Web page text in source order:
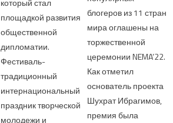
который стал
площадкой развития
общественной
дипломатии.
Фестиваль-
традиционный
интернациональный
праздник творческой
молодежи и
блогеров из 11 стран
мира оглашены на
торжественной
церемонии NEMA’22.
Как отметил
основатель проекта
Шухрат Ибрагимов,
премия была